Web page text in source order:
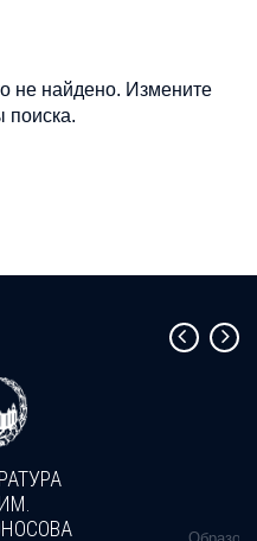
не найдено. Измените
поиска.